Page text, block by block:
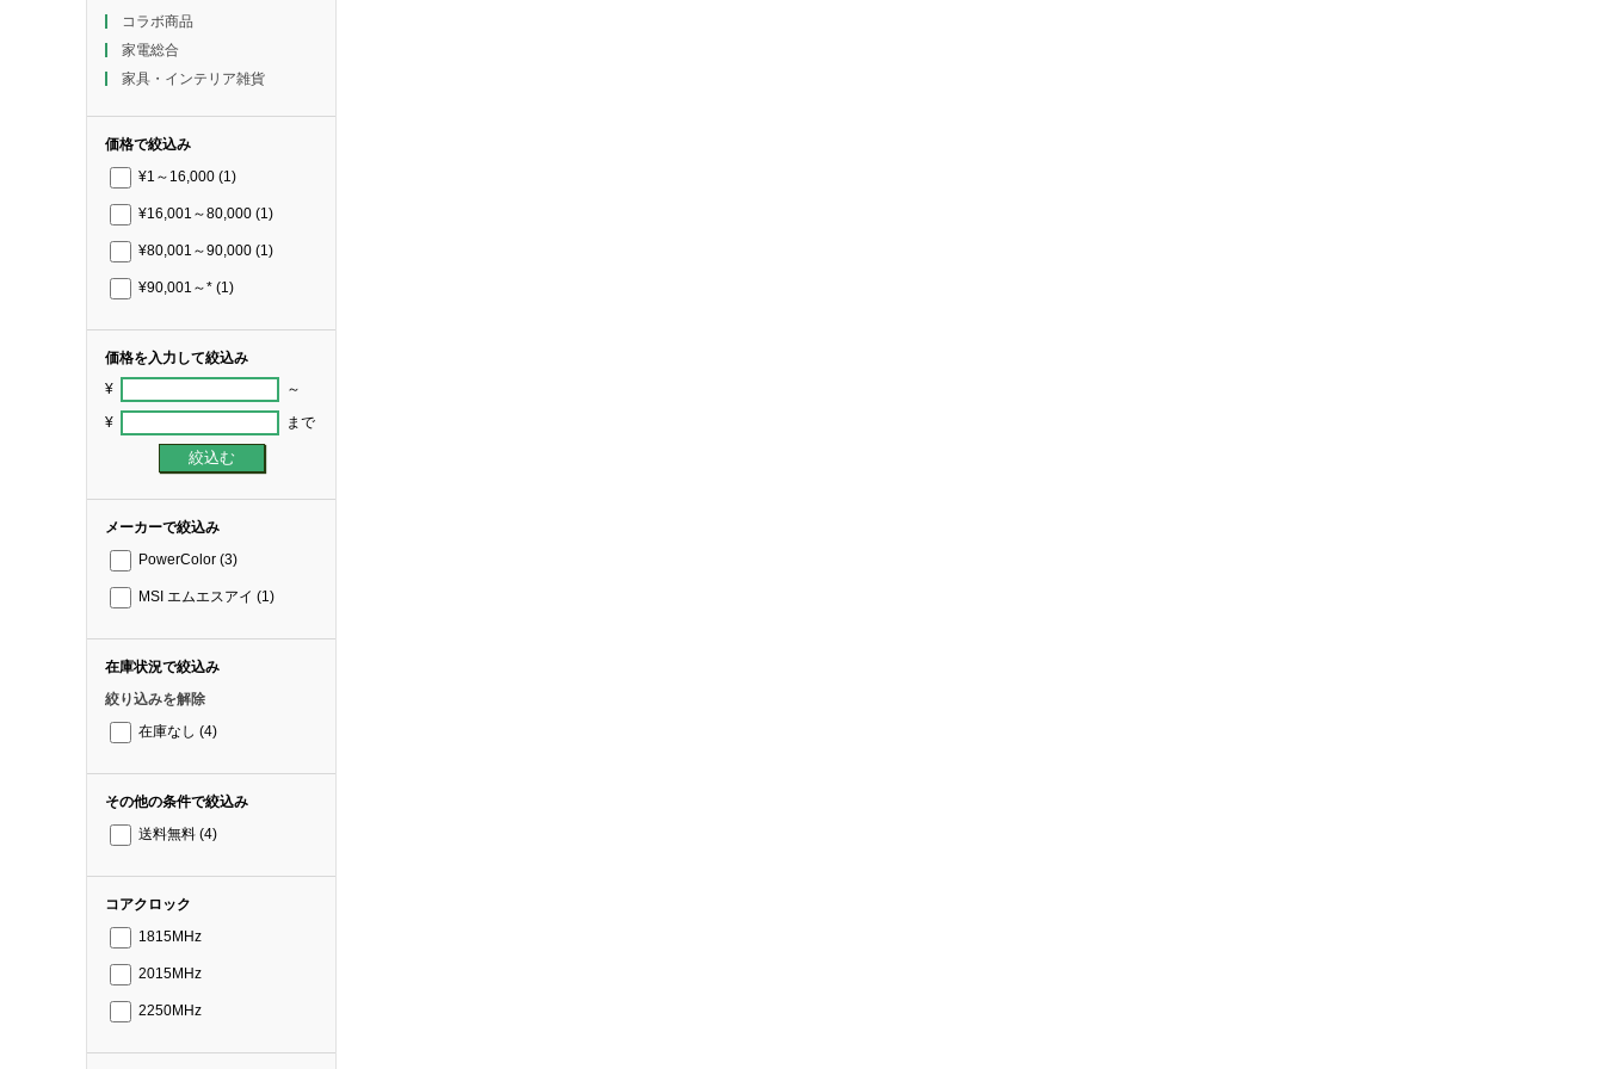
コラボ商品
家電総合
家具・インテリア雑貨
価格で絞込み
¥1～16,000 (1)
¥16,001～80,000 (1)
¥80,001～90,000 (1)
¥90,001～* (1)
価格を入力して絞込み
¥ ～
¥ まで
メーカーで絞込み
PowerColor (3)
MSI エムエスアイ (1)
在庫状況で絞込み
絞り込みを解除
在庫なし (4)
その他の条件で絞込み
送料無料 (4)
コアクロック
1815MHz
2015MHz
2250MHz